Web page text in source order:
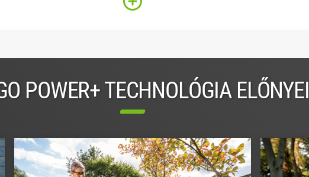
POWER+ TECHNOLÓGIA ELŐNYEI